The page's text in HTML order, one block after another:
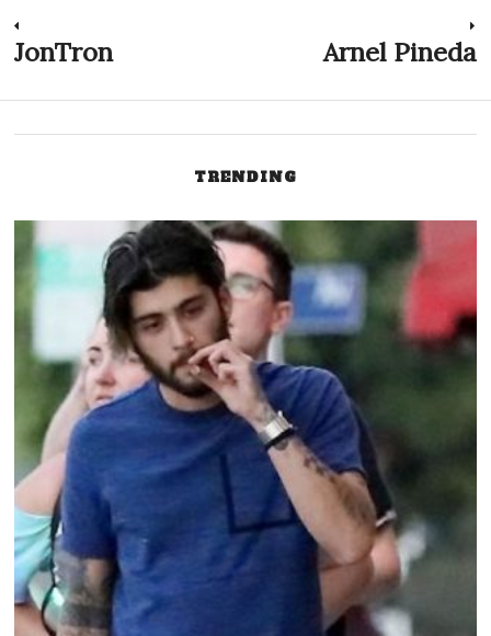
Navegación
de
Previous
JonTron Arnel Pineda
TRENDING